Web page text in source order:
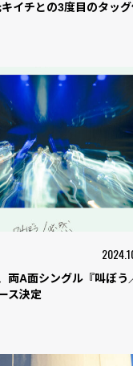
イチとの3度目のタッ
両A面シングル『叫ぼう
ス決定